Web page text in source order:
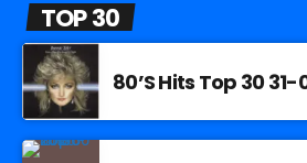
TOP 30
80’S Hits Top 30